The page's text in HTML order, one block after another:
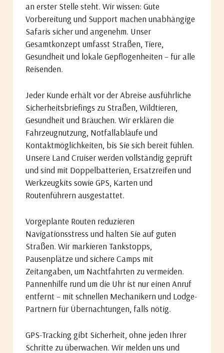
an erster Stelle steht. Wir wissen: Gute
Vorbereitung und Support machen unabhängige
Safaris sicher und angenehm. Unser
Gesamtkonzept umfasst Straßen, Tiere,
Gesundheit und lokale Gepflogenheiten – für alle
Reisenden.
Jeder Kunde erhält vor der Abreise ausführliche
Sicherheitsbriefings zu Straßen, Wildtieren,
Gesundheit und Bräuchen. Wir erklären die
Fahrzeugnutzung, Notfallabläufe und
Kontaktmöglichkeiten, bis Sie sich bereit fühlen.
Unsere Land Cruiser werden vollständig geprüft
und sind mit Doppelbatterien, Ersatzreifen und
Werkzeugkits sowie GPS, Karten und
Routenführern ausgestattet.
Vorgeplante Routen reduzieren
Navigationsstress und halten Sie auf guten
Straßen. Wir markieren Tankstopps,
Pausenplätze und sichere Camps mit
Zeitangaben, um Nachtfahrten zu vermeiden.
Pannenhilfe rund um die Uhr ist nur einen Anruf
entfernt – mit schnellen Mechanikern und Lodge-
Partnern für Übernachtungen, falls nötig.
GPS-Tracking gibt Sicherheit, ohne jeden Ihrer
Schritte zu überwachen. Wir melden uns und